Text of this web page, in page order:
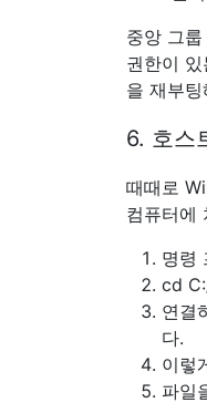
중앙 그
권한이
을 재부
6. 호스
때때로
컴퓨터에
명령
cd
연결
다.
이렇
파일